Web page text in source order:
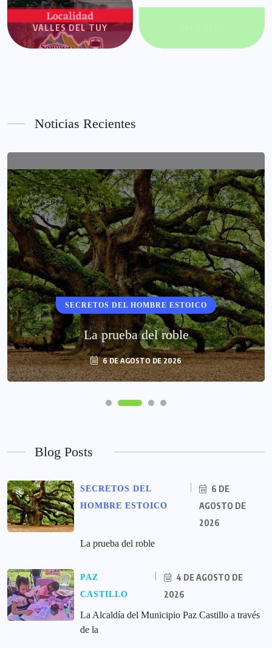
VALLES DEL TUY
Noticias Recientes
SECRETOS DEL HOMBRE ESTOICO
La prueba del roble
6 DE AGOSTO DE 2026
Blog Posts
SECRETOS DEL
HOMBRE ESTOICO
6 DE
AGOSTO DE
2026
La prueba del roble
PAZ
CASTILLO
4 DE AGOSTO DE
2026
La Alcaldía del Municipio Paz Castillo a través
de la